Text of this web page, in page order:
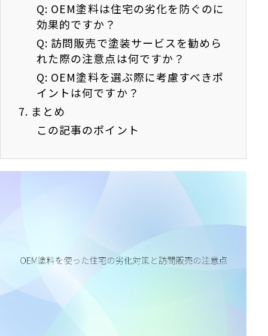
Q: OEM塗料は住宅の劣化を防ぐのに
効果的ですか？
Q: 訪問販売で塗装サービスを勧めら
れた際の注意点は何ですか？
Q: OEM塗料を選ぶ際に考慮すべきポ
イントは何ですか？
7. まとめ
この記事のポイント